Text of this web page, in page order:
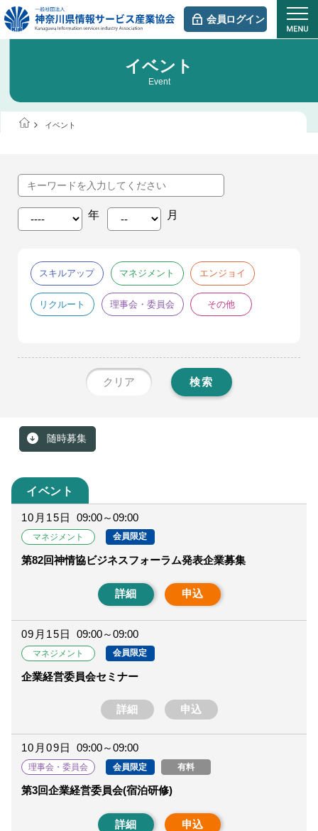
会員ログイン
イベント
Event
イベント
スキルアップ マネジメント エンジョイ
リクルート 理事会・委員会 その他
クリア 検索
随時募集
イベント
10月15日 09:00～09:00
マネジメント 会員限定
第82回神情協ビジネスフォーラム発表企業募集
詳細 申込
09月15日 09:00～09:00
マネジメント 会員限定
企業経営委員会セミナー
詳細 申込
10月09日 09:00～09:00
理事会・委員会 会員限定 有料
第3回企業経営委員会(宿泊研修)
詳細 申込